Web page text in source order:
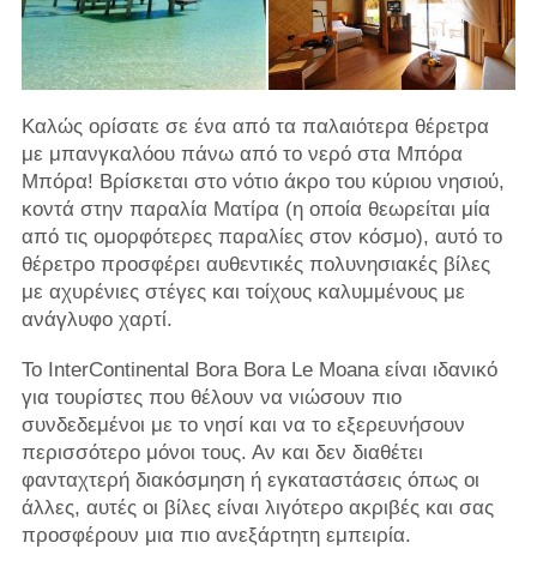
Καλώς ορίσατε σε ένα από τα παλαιότερα θέρετρα
με μπανγκαλόου πάνω από το νερό στα Μπόρα
Μπόρα! Βρίσκεται στο νότιο άκρο του κύριου νησιού,
κοντά στην παραλία Ματίρα (η οποία θεωρείται μία
από τις ομορφότερες παραλίες στον κόσμο), αυτό το
θέρετρο προσφέρει αυθεντικές πολυνησιακές βίλες
με αχυρένιες στέγες και τοίχους καλυμμένους με
ανάγλυφο χαρτί.
Το InterContinental Bora Bora Le Moana είναι ιδανικό
για τουρίστες που θέλουν να νιώσουν πιο
συνδεδεμένοι με το νησί και να το εξερευνήσουν
περισσότερο μόνοι τους. Αν και δεν διαθέτει
φανταχτερή διακόσμηση ή εγκαταστάσεις όπως οι
άλλες, αυτές οι βίλες είναι λιγότερο ακριβές και σας
προσφέρουν μια πιο ανεξάρτητη εμπειρία.